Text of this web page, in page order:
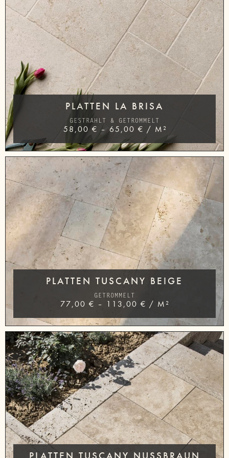
PLATTEN LA BRISA
GESTRAHLT & GETROMMELT
58,00€ – 65,00€ / M²
PLATTEN TUSCANY BEIGE
GETROMMELT
77,00 € – 113,00€ / M²
PLATTEN TUSCANY NUSSBRAUN